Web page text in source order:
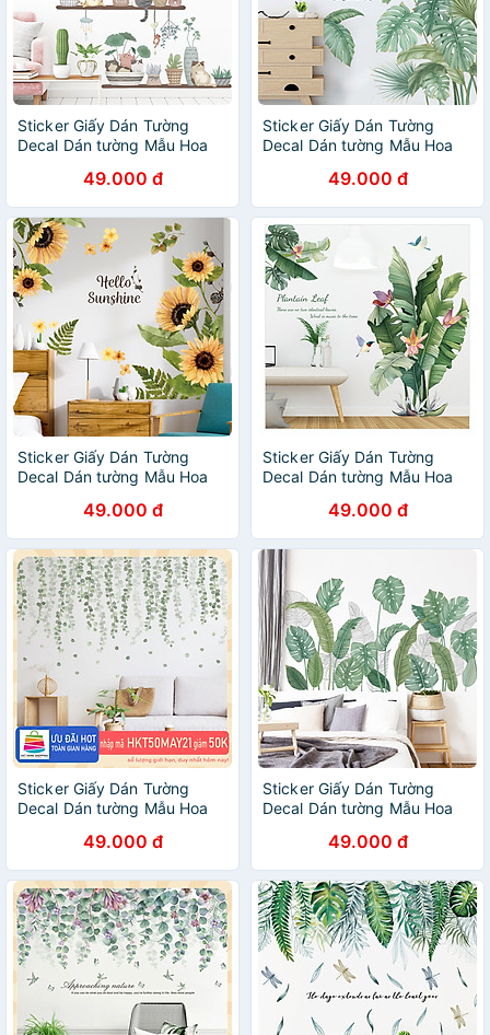
Sticker Giấy Dán Tường
Decal Dán tường Mẫu Hoa
49.000 đ
Sticker Giấy Dán Tường
Decal Dán tường Mẫu Hoa
49.000 đ
Sticker Giấy Dán Tường
Decal Dán tường Mẫu Hoa
49.000 đ
Sticker Giấy Dán Tường
Decal Dán tường Mẫu Hoa
49.000 đ
Sticker Giấy Dán Tường
Decal Dán tường Mẫu Hoa
49.000 đ
Sticker Giấy Dán Tường
Decal Dán tường Mẫu Hoa
49.000 đ